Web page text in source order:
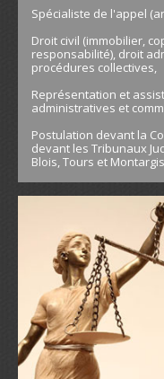
Spécialiste de l'appel
Droit civil (immobilier,
responsabilité), droit
procédures collectives,
Représentation et
administratives et
Postulation devant la
devant les Tribunaux
Blois, Tours et Montargis